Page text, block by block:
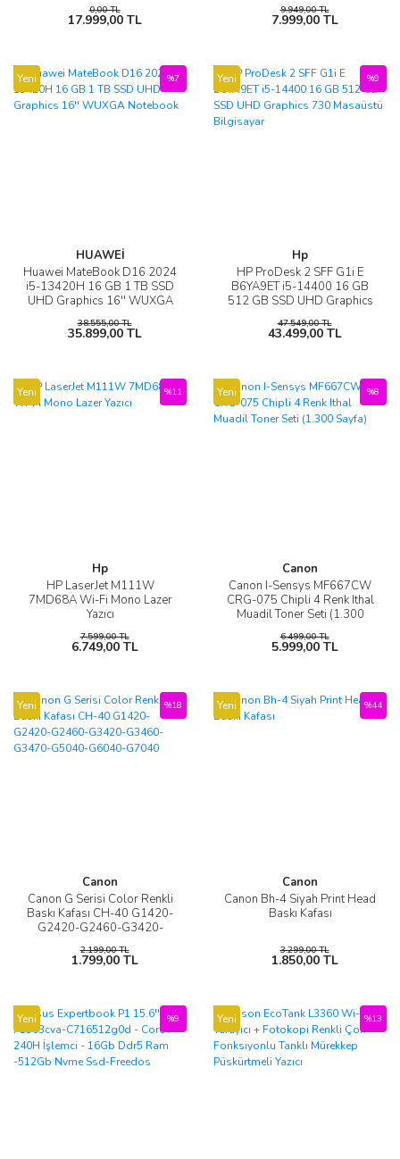
0,00 TL
17.999,00 TL
9.949,00 TL
7.999,00 TL
Yeni
HUAWEİ
Huawei MateBook D16 2024
i5-13420H 16 GB 1 TB SSD
UHD Graphics 16'' WUXGA
%7
38.555,00 TL
35.899,00 TL
Yeni
Hp
HP ProDesk 2 SFF G1i E
B6YA9ET i5-14400 16 GB
512 GB SSD UHD Graphics
%9
47.549,00 TL
43.499,00 TL
Yeni
Hp
HP LaserJet M111W
7MD68A Wi-Fi Mono Lazer
Yazıcı
%11
7.599,00 TL
6.749,00 TL
Yeni
Canon
Canon I-Sensys MF667CW
CRG-075 Chipli 4 Renk Ithal
Muadil Toner Seti (1.300
%8
6.499,00 TL
5.999,00 TL
Yeni
Canon
Canon G Serisi Color Renkli
Baskı Kafası CH-40 G1420-
G2420-G2460-G3420-
G6040-G7040
%18
2.199,00 TL
1.799,00 TL
Yeni
Canon
Canon Bh-4 Siyah Print Head
Baskı Kafası
%44
3.299,00 TL
1.850,00 TL
Yeni %9 Yeni %13